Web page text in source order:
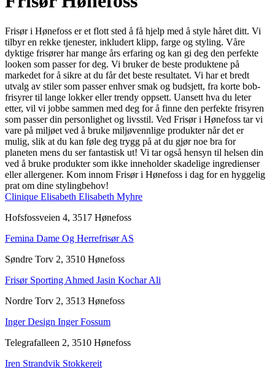
Frisør i Hønefoss er et flott sted å få hjelp med å style håret ditt. Vi
tilbyr en rekke tjenester, inkludert klipp, farge og styling. Våre
dyktige frisører har mange års erfaring og kan gi deg den perfekte
looken som passer for deg. Vi bruker de beste produktene på
markedet for å sikre at du får det beste resultatet. Vi har et bredt
utvalg av stiler som passer enhver smak og budsjett, fra korte bob-
frisyrer til lange lokker eller trendy oppsett. Uansett hva du leter
etter, vil vi jobbe sammen med deg for å finne den perfekte frisyren
som passer din personlighet og livsstil. Ved Frisør i Hønefoss tar vi
vare på miljøet ved å bruke miljøvennlige produkter når det er
mulig, slik at du kan føle deg trygg på at du gjør noe bra for
planeten mens du ser fantastisk ut! Vi tar også hensyn til helsen din
ved å bruke produkter som ikke inneholder skadelige ingredienser
eller allergener. Kom innom Frisør i Hønefoss i dag for en hyggelig
prat om dine stylingbehov!
Clinique Elisabeth Elisabeth Myhre
Hofsfossveien 4, 3517 Hønefoss
Femina Dame Og Herrefrisør AS
Søndre Torv 2, 3510 Hønefoss
Frisør Sporting Ahmed Jasin Kochar Ali
Nordre Torv 2, 3513 Hønefoss
Inger Design Inger Fossum
Telegrafalleen 2, 3510 Hønefoss
Iren Strandvik Stokkereit